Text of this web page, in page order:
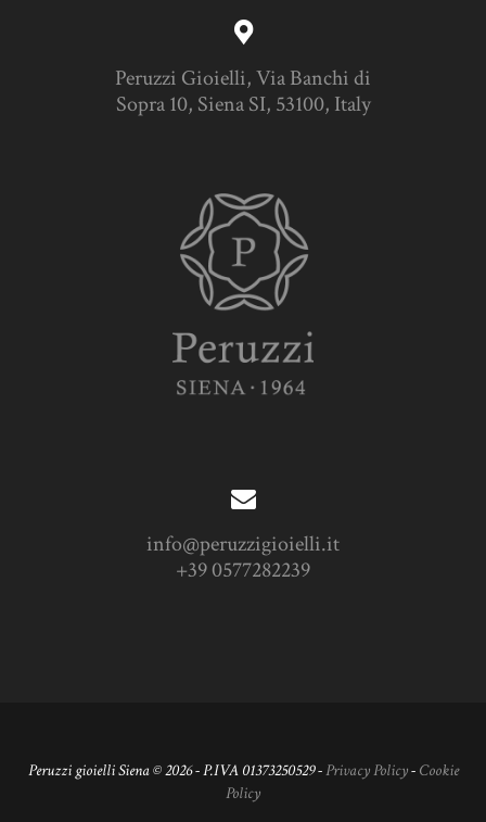
Peruzzi Gioielli, Via Banchi di
Sopra 10, Siena SI, 53100, Italy
info@peruzzigioielli.it
+39 0577282239
Peruzzi gioielli Siena © 2026 - P.IVA 01373250529 -Privacy Policy- Cookie
Policy